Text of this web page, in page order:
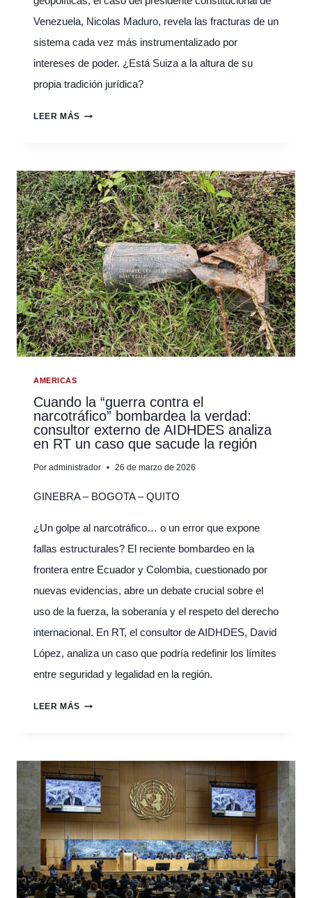
Venezuela, Nicolas Maduro, revela las fracturas de un
sistema cada vez más instrumentalizado por
intereses de poder. ¿Está Suiza a la altura de su
propia tradición jurídica?
LEER MÁSAIDHDES
INTERNACIONAL
QUE
INTERPELA
A
SUIZA
EN
DEFENSA
DE
LA
SOBERANÍA
Y
INTERNACIONAL”
AMERICAS
Cuando la “guerra contra el
narcotráfico” bombardea la verdad:
consultor externo de AIDHDES analiza
en RT un caso que sacude la región
Por administrador 26 de marzo de 2026
GINEBRA – BOGOTA – QUITO
¿Un golpe al narcotráfico… o un error que expone
fallas estructurales? El reciente bombardeo en la
frontera entre Ecuador y Colombia, cuestionado por
nuevas evidencias, abre un debate crucial sobre el
uso de la fuerza, la soberanía y el respeto del derecho
internacional. En RT, el consultor de AIDHDES, David
López, analiza un caso que podría redefinir los límites
entre seguridad y legalidad en la región.
LEER MÁSCUANDO
EL
NARCOTRÁFICO”
BOMBARDEA
LA
VERDAD:
CONSULTOR
EXTERNO
DE